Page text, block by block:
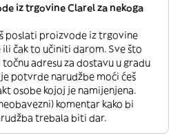
iz trgovine Clarel za nekoga
poslati proizvode iz trgovine
čak to učiniti darom. Sve što
adresu za dostavu u gradu
potvrde narudžbe moći ćeš
osobe kojoj je namijenjena.
komentar kako bi
trebala biti dar.